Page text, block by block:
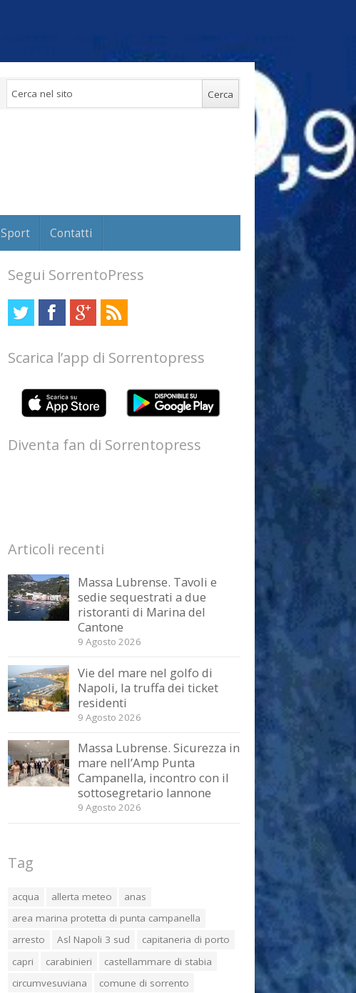
Sport Contatti
Segui SorrentoPress
Scarica l’app di Sorrentopress
Diventa fan di Sorrentopress
Articoli recenti
Massa Lubrense. Tavoli e
sedie sequestrati a due
ristoranti di Marina del
Cantone
9 Agosto 2026
Vie del mare nel golfo di
Napoli, la truffa dei ticket
residenti
9 Agosto 2026
Massa Lubrense. Sicurezza in
mare nell’Amp Punta
Campanella, incontro con il
sottosegretario Iannone
9 Agosto 2026
Tag
acqua allerta meteo
anas
area marina protetta di punta campanella
arresto
Asl Napoli 3 sud
capitaneria di porto
capri
carabinieri
castellammare di stabia
circumvesuviana
comune di sorrento